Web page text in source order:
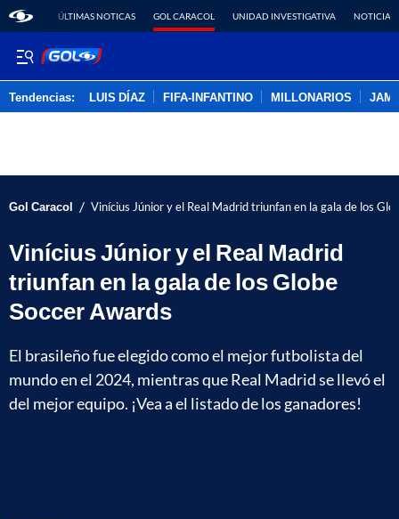
ÚLTIMAS NOTICAS GOL CARACOL UNIDAD INVESTIGATIVA NOTICIAS
Tendencias: LUIS DÍAZ FIFA-INFANTINO MILLONARIOS
Gol Caracol / Vinícius Júnior y el Real Madrid triunfan en la gala de los
Vinícius Júnior y el Real Madrid
triunfan en la gala de los Globe
Soccer Awards
El brasileño fue elegido como el mejor futbolista del
mundo en el 2024, mientras que Real Madrid se llevó el
del mejor equipo. ¡Vea a el listado de los ganadores!